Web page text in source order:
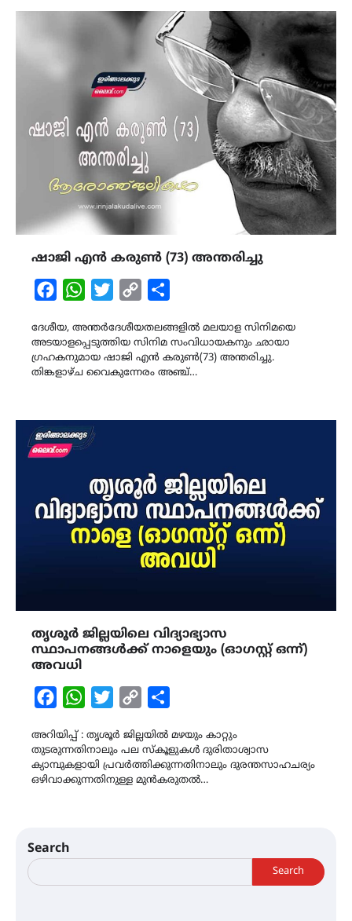
ഷാജി എൻ കരുൺ (73) അന്തരിച്ചു
FacebookWhatsAppTwitterCopy
ദേശീയ, അന്തർദേശീയതലങ്ങളിൽ മലയാള സിനിമയെ
അടയാളപ്പെടുത്തിയ സിനിമ സംവിധായകനും ഛായാ​
ഗ്രഹകനുമായ ഷാജി എൻ കരുൺ(73) അന്തരിച്ചു.
തിങ്കളാഴ്ച വെെകുന്നേരം അഞ്ച്…
തൃശൂര്‍ ജില്ലയിലെ വിദ്യാഭ്യാസ
സ്ഥാപനങ്ങള്‍ക്ക് നാളെയും (ഓഗസ്റ്റ് ഒന്ന്)
അവധി
FacebookWhatsAppTwitterCopy
അറിയിപ്പ് : തൃശൂര്‍ ജില്ലയില്‍ മഴയും കാറ്റും
തുടരുന്നതിനാലും പല സ്‌കൂളുകള്‍ ദുരിതാശ്വാസ
ക്യാമ്പുകളായി പ്രവര്‍ത്തിക്കുന്നതിനാലും ദുരന്തസാഹചര്യം
ഒഴിവാക്കുന്നതിനുള്ള മുന്‍കരുതല്‍…
Search
Search